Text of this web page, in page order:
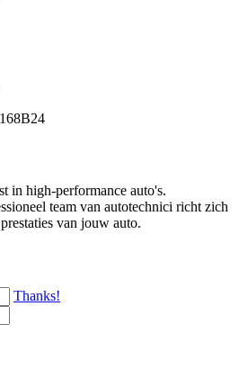
in high-performance auto's.
team van autotechnici richt zich
van jouw auto.
Thanks!